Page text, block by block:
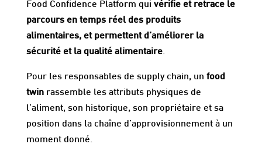
Food Confidence Platform qui vérifie et retrace le
parcours en temps réel des produits
alimentaires, et permettent d’améliorer la
sécurité et la qualité alimentaire.
Pour les responsables de supply chain, un food
twin rassemble les attributs physiques de
l’aliment, son historique, son propriétaire et sa
position dans la chaîne d’approvisionnement à un
moment donné.